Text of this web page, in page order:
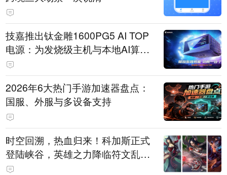
技嘉推出钛金雕1600PG5 AI TOP
电源：为发烧级主机与本地AI算力
打造旗舰供电方案
2026年6大热门手游加速器盘点：
国服、外服与多设备支持
时空回溯，热血归来！科加斯正式
登陆峡谷，英雄之力降临符文乱
斗！